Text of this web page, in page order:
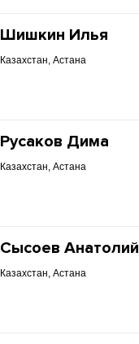
Шишкин Илья
Казахстан, Астана
Русаков Дима
Казахстан, Астана
Сысоев Анатолий
Казахстан, Астана